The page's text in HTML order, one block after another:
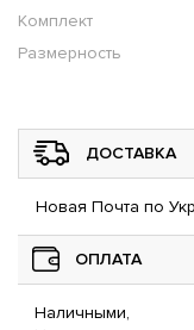
Комплект
Размерность
ДОСТАВКА
Новая Почта по
ОПЛАТА
Наличными,